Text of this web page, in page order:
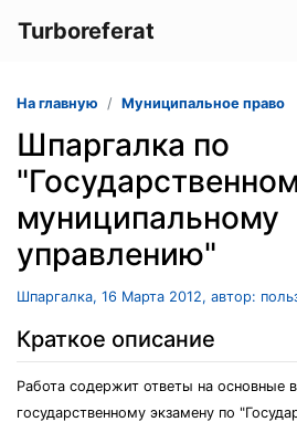
Turboreferat
На главную Муниципальное право
Шпаргалка по
муниципальному
управлению"
Шпаргалка, 16 Марта 2012, автор:
Краткое описание
Работа содержит ответы на основные
государственному экзамену по